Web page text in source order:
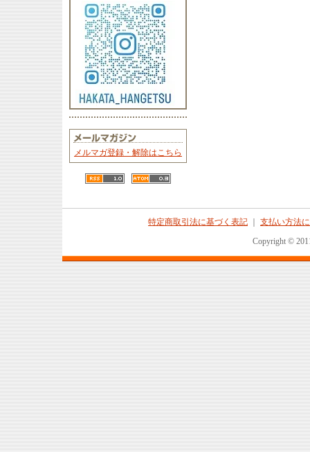
メルマガ登録・解除はこちら
特定商取引法に基づく表記
支払い方法
Copyright ©